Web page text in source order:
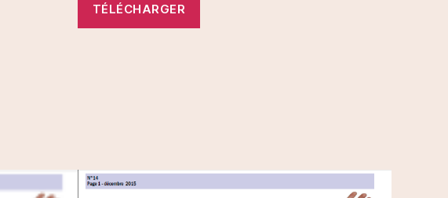
TÉLÉCHARGER